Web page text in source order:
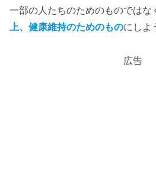
一部の人たちのためのものではな
上、健康維持のためのものにしよ
広告